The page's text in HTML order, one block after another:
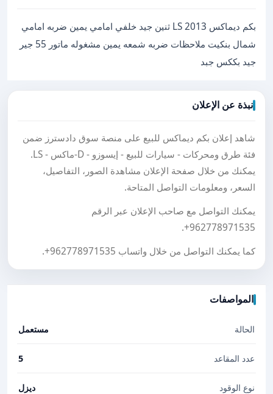
بكم ديماكس LS 2013 ثنين جيد خلفي امامي يمين ضربه امامي
شمال بنكيت ملاحظات ضربه شمعه يمين مشغوله ماتور 55 جير
جيد بككس جبد
نبذة عن الإعلان
شاهد إعلان بكم ديماكس للبيع على منصة سوق دادسترز ضمن
فئة طرق ومحركات - سيارات للبيع - إيسوزو - D-ماكس - LS.
يمكنك من خلال صفحة الإعلان مشاهدة الصور، التفاصيل،
السعر، ومعلومات التواصل المتاحة.
يمكنك التواصل مع صاحب الإعلان عبر الرقم
+962778971535
.
كما يمكنك التواصل من خلال واتساب +962778971535
.
المواصفات
الحالة مستعمل
عدد المقاعد 5
نوع الوقود ديزل